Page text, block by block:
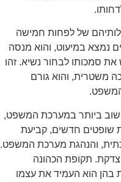
של לפחות חמישה
נמצא במיעוט, והוא מנסה
סמכותו לבחור נשיא. זהו
משטרית, והוא גורם
ביותר במערכת המשפט,
שופטים חדשים, קביעת
והנהגת מערכת המשפט.
תקופת הכהונה
בהן הוא העמיד את עצמו